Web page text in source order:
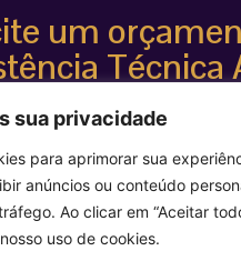
sua privacidade
para aprimorar sua
anúncios ou conteúdo
Ao clicar em “Aceitar
uso de cookies.
um
Técnica
técnico avançado
para equipamentos
e segurança técnica
agora mesmo e solicite
Alma Laser.